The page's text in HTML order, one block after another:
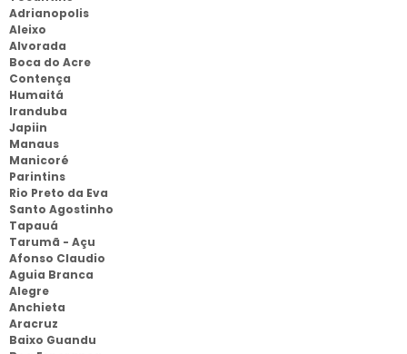
Adrianopolis
Aleixo
Alvorada
Boca do Acre
Contença
Humaitá
Iranduba
Japiin
Manaus
Manicoré
Parintins
Rio Preto da Eva
Santo Agostinho
Tapauá
Tarumã - Açu
Afonso Claudio
Aguia Branca
Alegre
Anchieta
Aracruz
Baixo Guandu